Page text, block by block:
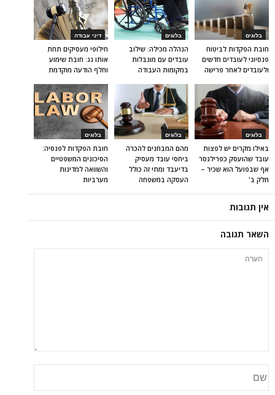
דיני עבודה
חילופי מעסיקים תחת
אותו גג: חובת שימוע
וחלף הודעה מוקדמת
בלוגים
הנהלה מכילה: שילוב
עובדים עם מוגבלות
במקומות העבודה
בלוגים
חובת הפקדות לביטוח
פנסיוני לעובדים חדשים
ולעובדים לאחר פרישה
בלוגים
חובת הפקדות לפנסיה:
הסיכונים המשפטיים
והשוואה למדינות
מערביות
בלוגים
מהם המבחנים להכרה
ביחסי עובד מעסיק
בדיעבד ומתי זה כולל
העסקה במשפחה
בלוגים
באילו מקרים יש לפצות
עובד שהועסק כפרילנסר
אף שבפועל הוא שכיר –
חלק ב'
אין תגובות
השאר תגובה